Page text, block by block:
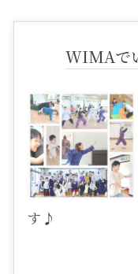
WIMAで
す♪